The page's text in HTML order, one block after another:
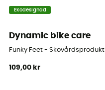
Ekodesignad
Dynamic bike care
Funky Feet - Skovårdsprodukt
109,00 kr